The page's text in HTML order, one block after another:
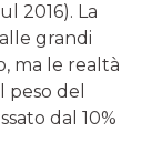
2016). La
grandi
ma le realtà
del
dal 10%